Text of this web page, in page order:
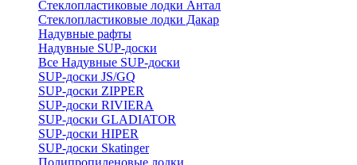
Стеклопластиковые лодки Антал
Стеклопластиковые лодки Дакар
Надувные рафты
Надувные SUP-доски
Все Надувные SUP-доски
SUP-доски JS/GQ
SUP-доски ZIPPER
SUP-доски RIVIERA
SUP-доски GLADIATOR
SUP-доски HIPER
SUP-доски Skatinger
Полипропиленовые лодки